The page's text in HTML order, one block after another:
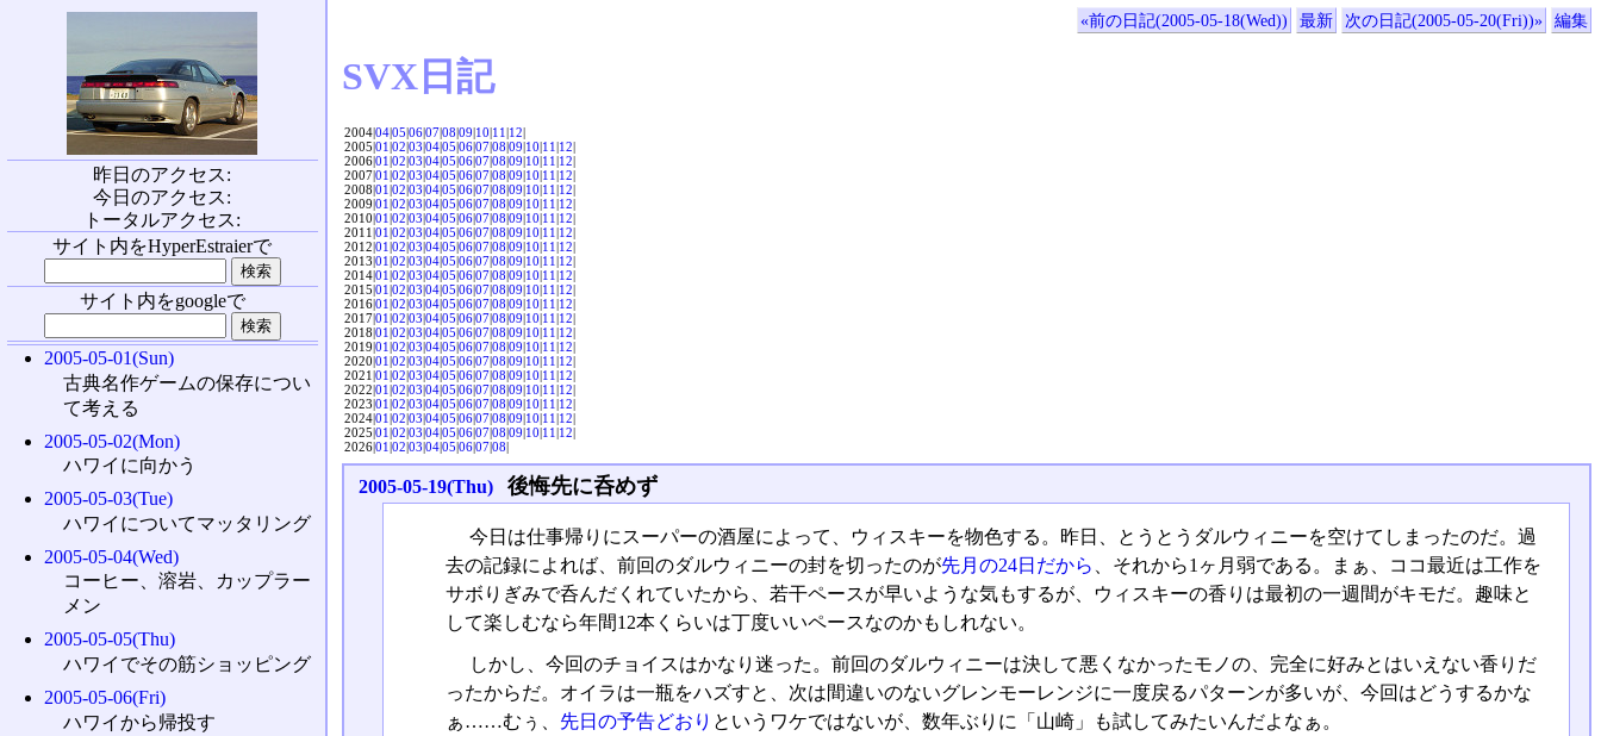
«前の日記(2005-05-18(Wed)) 最新 次の日記(2005-05-20(Fri))» 編集
SVX日記
2004|04|05|06|07|08|09|10|11|12|
2005|01|02|03|04|05|06|07|08|09|10|11|12|
2006|01|02|03|04|05|06|07|08|09|10|11|12|
2007|01|02|03|04|05|06|07|08|09|10|11|12|
2008|01|02|03|04|05|06|07|08|09|10|11|12|
2009|01|02|03|04|05|06|07|08|09|10|11|12|
2010|01|02|03|04|05|06|07|08|09|10|11|12|
2011|01|02|03|04|05|06|07|08|09|10|11|12|
2012|01|02|03|04|05|06|07|08|09|10|11|12|
2013|01|02|03|04|05|06|07|08|09|10|11|12|
2014|01|02|03|04|05|06|07|08|09|10|11|12|
2015|01|02|03|04|05|06|07|08|09|10|11|12|
2016|01|02|03|04|05|06|07|08|09|10|11|12|
2017|01|02|03|04|05|06|07|08|09|10|11|12|
2018|01|02|03|04|05|06|07|08|09|10|11|12|
2019|01|02|03|04|05|06|07|08|09|10|11|12|
2020|01|02|03|04|05|06|07|08|09|10|11|12|
2021|01|02|03|04|05|06|07|08|09|10|11|12|
2022|01|02|03|04|05|06|07|08|09|10|11|12|
2023|01|02|03|04|05|06|07|08|09|10|11|12|
2024|01|02|03|04|05|06|07|08|09|10|11|12|
2025|01|02|03|04|05|06|07|08|09|10|11|12|
2026|01|02|03|04|05|06|07|08|
2005-05-19(Thu) 後悔先に呑めず
今日は仕事帰りにスーパーの酒屋によって、ウィスキーを物色する。昨日、とうとうダルウィニーを空けてしまったのだ。過
去の記録によれば、前回のダルウィニーの封を切ったのが先月の24日だから
、それから1ヶ月弱である。まぁ、ココ最近は工作を
サボりぎみで呑んだくれていたから、若干ペースが早いような気もするが、ウィスキーの香りは最初の一週間がキモだ。趣味と
して楽しむなら年間12本くらいは丁度いいペースなのかもしれない。
しかし、今回のチョイスはかなり迷った。前回のダルウィニーは決して悪くなかったモノの、完全に好みとはいえない香りだ
ったからだ。オイラは一瓶をハズすと、次は間違いのないグレンモーレンジに一度戻るパターンが多いが、今回はどうするかな
ぁ……むぅ、 先日の予告どおり というワケではないが、数年ぶりに「山崎」も試してみたいんだよなぁ。
昨日のアクセス:
今日のアクセス:
トータルアクセス:
サイト内をHyperEstraierで
サイト内をgoogleで
2005-05-01(Sun)
古典名作ゲームの保存につい
て考える
2005-05-02(Mon)
ハワイに向かう
2005-05-03(Tue)
ハワイについてマッタリング
2005-05-04(Wed)
コーヒー、溶岩、カップラー
メン
2005-05-05(Thu)
ハワイでその筋ショッピング
2005-05-06(Fri)
ハワイから帰投す